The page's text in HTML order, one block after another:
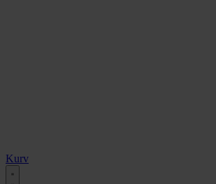
Kurv